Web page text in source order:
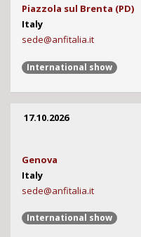
Piazzola sul Brenta (PD)
Italy
sede@anfitalia.it
International show
17.10.2026
Genova
Italy
sede@anfitalia.it
International show